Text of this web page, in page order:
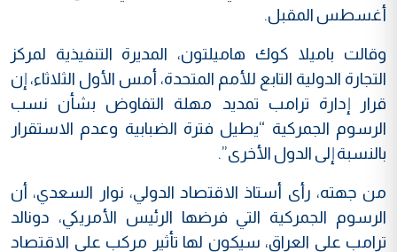
أغسطس المقبل.
وقالت باميلا كوك هاميلتون، المديرة التنفيذية لمركز
التجارة الدولية التابع للأمم المتحدة، أمس الأول الثلاثاء، إن
قرار إدارة ترامب تمديد مهلة التفاوض بشأن نسب
الرسوم الجمركية “يطيل فترة الضبابية وعدم الاستقرار
بالنسبة إلى الدول الأخرى”.
من جهته، رأى أستاذ الاقتصاد الدولي، نوار السعدي، أن
الرسوم الجمركية التي فرضها الرئيس الأمريكي، دونالد
ترامب على العراق، سيكون لها تأثير مركب على الاقتصاد